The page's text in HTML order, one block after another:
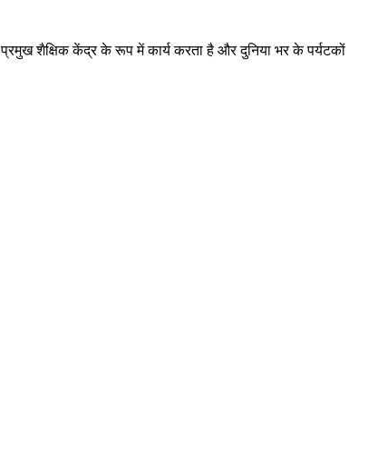
शैक्षिक केंद्र के रूप में कार्य करता है और दुनिया भर के पर्यटकों